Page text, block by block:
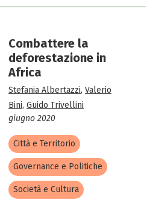
Combattere la
deforestazione in
Africa
Stefania Albertazzi, Valerio
Bini, Guido Trivellini
giugno 2020
Città e Territorio
Governance e Politiche
Società e Cultura